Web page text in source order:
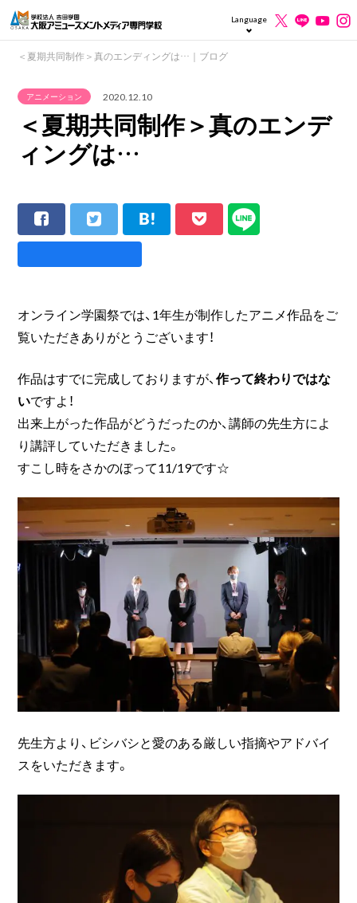
Language
＜夏期共同制作＞真のエンディングは…｜ブログ
アニメーション 2020.12.10
＜夏期共同制作＞真のエンデ
ィングは…
オンライン学園祭では、1年生が制作したアニメ作品をご
覧いただきありがとうございます！
作品はすでに完成しておりますが、作って終わりではな
いですよ！
出来上がった作品がどうだったのか、講師の先生方によ
り講評していただきました。
すこし時をさかのぼって11/19です☆
先生方より、ビシバシと愛のある厳しい指摘やアドバイ
スをいただきます。